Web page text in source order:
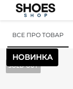
ВСЕ ПРО ТОВАР
НОВИНКА
SOLD OUT